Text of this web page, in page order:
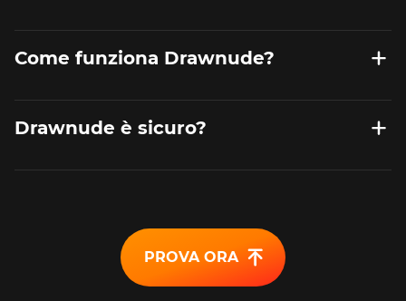
Come funziona Drawnude?
Drawnude è sicuro?
PROVA ORA